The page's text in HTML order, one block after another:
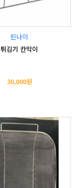
린나이
튀김기 칸막이
30,000원